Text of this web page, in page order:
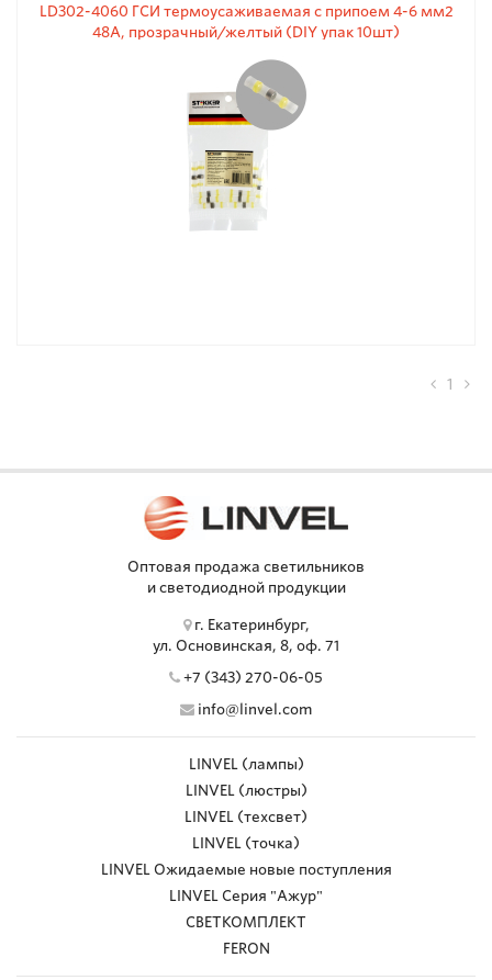
LD302-4060 ГСИ термоусаживаемая с припоем 4-6 мм2
48A, прозрачный/желтый (DIY упак 10шт)
1
Оптовая продажа светильников
и светодиодной продукции
г. Екатеринбург,
ул. Основинская, 8, оф. 71
+7 (343) 270-06-05
info@linvel.com
LINVEL (лампы)
LINVEL (люстры)
LINVEL (техсвет)
LINVEL (точка)
LINVEL Ожидаемые новые поступления
LINVEL Серия "Ажур"
СВЕТКОМПЛЕКТ
FERON